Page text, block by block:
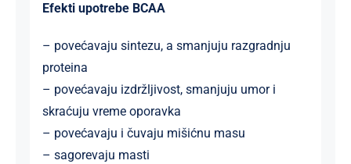
Efekti upotrebe BCAA
– povećavaju sintezu, a smanjuju razgradnju
proteina
– povećavaju izdržljivost, smanjuju umor i
skraćuju vreme oporavka
– povećavaju i čuvaju mišićnu masu
– sagorevaju masti